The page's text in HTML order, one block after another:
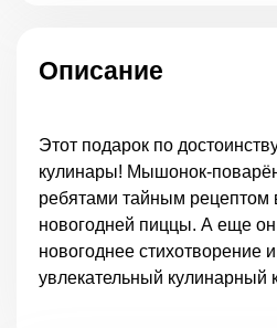
Описание
Этот подарок по
кулинары! Мышонок-
ребятами тайным рецептом
новогодней пиццы. А еще он
новогоднее стихотворение
увлекательный кулинарный